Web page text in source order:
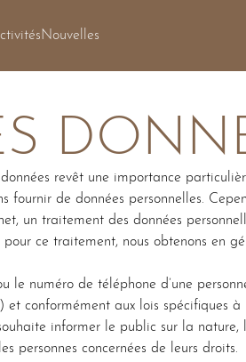
Nouvelles
revêt une importance
fournir de données personnelles.
un traitement des données
ce traitement, nous obtenons en
le numéro de téléphone d’une
conformément aux lois spécifiques à
informer le public sur la nature,
personnes concernées de leurs droits.